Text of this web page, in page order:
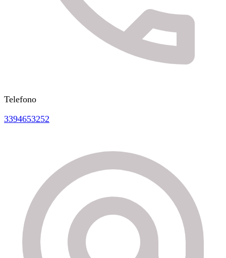
Telefono
3394653252